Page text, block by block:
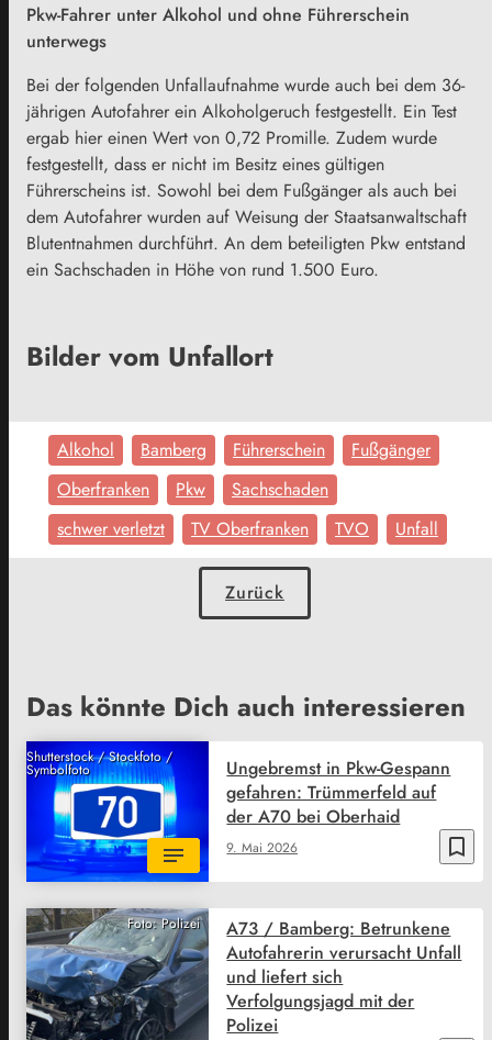
Pkw-Fahrer unter Alkohol und ohne Führerschein
unterwegs
Bei der folgenden Unfallaufnahme wurde auch bei dem 36-
jährigen Autofahrer ein Alkoholgeruch festgestellt. Ein Test
ergab hier einen Wert von 0,72 Promille. Zudem wurde
festgestellt, dass er nicht im Besitz eines gültigen
Führerscheins ist. Sowohl bei dem Fußgänger als auch bei
dem Autofahrer wurden auf Weisung der Staatsanwaltschaft
Blutentnahmen durchführt. An dem beteiligten Pkw entstand
ein Sachschaden in Höhe von rund 1.500 Euro.
Bilder vom Unfallort
Alkohol Bamberg Führerschein
Fußgänger
Oberfranken
Pkw
Sachschaden
schwer verletzt
TV Oberfranken TVO Unfall
Zurück
Das könnte Dich auch interessieren
Shutterstock / Stockfoto /
Symbolfoto
bookmark_border
9. Mai 2026
Ungebremst in Pkw-Gespann
gefahren: Trümmerfeld auf
der A70 bei Oberhaid
Foto: Polizei
A73 / Bamberg: Betrunkene
Autofahrerin verursacht Unfall
und liefert sich
Verfolgungsjagd mit der
Polizei